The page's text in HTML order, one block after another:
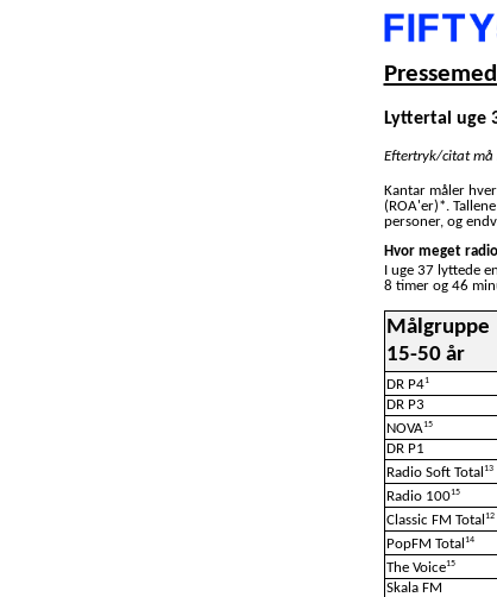
Lyttertal uge
Eftertryk/citat må
Kantar måler
(ROA'er)*.
personer, og
Hvor meget
I uge 37 lyttede
8 timer og 46
Målgruppe
15-50 år
DR P41
DR P3
NOVA15
DR P1
Radio Soft Total 13
Radio 10015
Classic FM Total 12
PopFM Total 14
The Voice15
Skala FM